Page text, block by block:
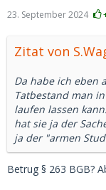
23. September 2024
Zitat von
Da habe ich eben
Tatbestand man
laufen lassen
hat sie ja der
ja der "armen
Betrug § 263 BGB?